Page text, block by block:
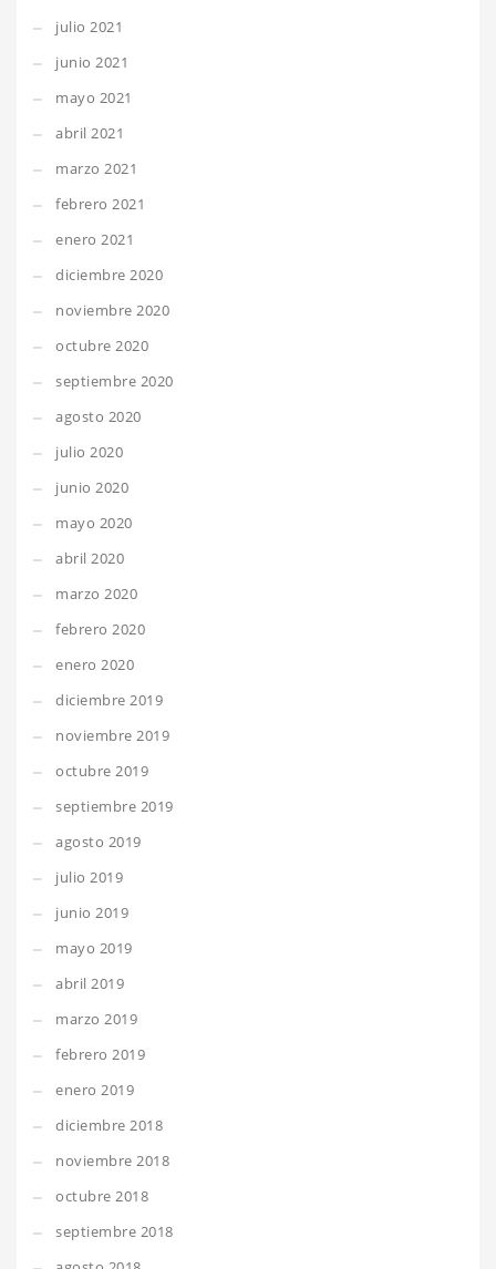
julio 2021
junio 2021
mayo 2021
abril 2021
marzo 2021
febrero 2021
enero 2021
diciembre 2020
noviembre 2020
octubre 2020
septiembre 2020
agosto 2020
julio 2020
junio 2020
mayo 2020
abril 2020
marzo 2020
febrero 2020
enero 2020
diciembre 2019
noviembre 2019
octubre 2019
septiembre 2019
agosto 2019
julio 2019
junio 2019
mayo 2019
abril 2019
marzo 2019
febrero 2019
enero 2019
diciembre 2018
noviembre 2018
octubre 2018
septiembre 2018